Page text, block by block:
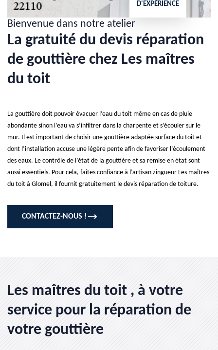
D'EXPÉRIENCE
Bienvenue dans notre atelier
La gratuité du devis réparation
de gouttière chez Les maîtres
du toit
La gouttière doit pouvoir évacuer l’eau du toit même en cas de pluie
abondante sinon l’eau va s’infiltrer dans la charpente et s’écouler sur le
mur. Il est important de choisir une gouttière adaptée surface du toit et
dont l’installation accuse une légère pente afin de favoriser l’écoulement
des eaux. Le contrôle de l’état de la gouttière et sa remise en état sont
aussi essentiels. Pour cela, faites confiance à l’artisan zingueur Les maîtres
du toit à Glomel, il fournit gratuitement le devis réparation de toiture.
CONTACTEZ-NOUS !
Les maîtres du toit , à votre
service pour la réparation de
votre gouttière